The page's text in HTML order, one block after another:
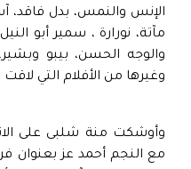
الإنس والنمس، بدل فاقد،
مآتة، نورارة ، سمير أبو
والوجه الحسن، بيبو
وغيرها من الأفلام التي لاقت
وأوشكت منة شلبى على
مع النجم أحمد عز بعنوان